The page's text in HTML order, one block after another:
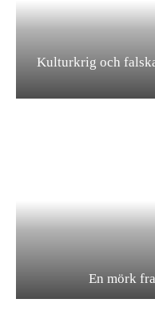
Kulturkrig och
En mörk